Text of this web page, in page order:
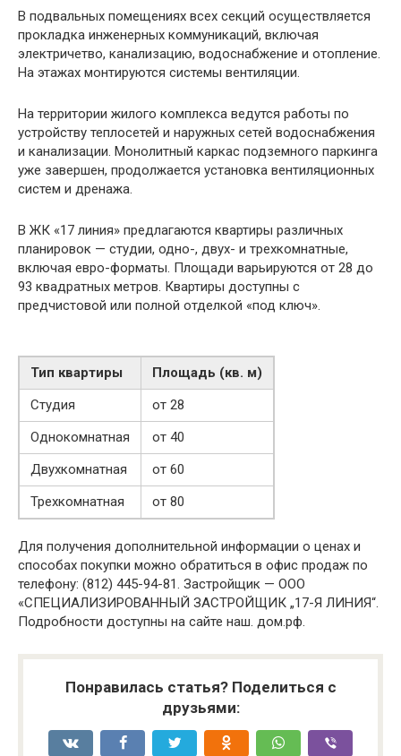
В подвальных помещениях всех секций осуществляется
прокладка инженерных коммуникаций, включая
электричетво, канализацию, водоснабжение и отопление.
На этажах монтируются системы вентиляции.
На территории жилого комплекса ведутся работы по
устройству теплосетей и наружных сетей водоснабжения
и канализации. Монолитный каркас подземного паркинга
уже завершен, продолжается установка вентиляционных
систем и дренажа.
В ЖК «17 линия» предлагаются квартиры различных
планировок — студии, одно-, двух- и трехкомнатные,
включая евро-форматы. Площади варьируются от 28 до
93 квадратных метров. Квартиры доступны с
предчистовой или полной отделкой «под ключ».
Тип квартиры
Площадь (кв. м)
Студия
от 28
Однокомнатная
от 40
Двухкомнатная
от 60
Трехкомнатная
от 80
Для получения дополнительной информации о ценах и
способах покупки можно обратиться в офис продаж по
телефону: (812) 445-94-81. Застройщик — ООО
«СПЕЦИАЛИЗИРОВАННЫЙ ЗАСТРОЙЩИК „17-Я ЛИНИЯ“.
Подробности доступны на сайте наш. дом.рф.
Понравилась статья? Поделиться с
друзьями: